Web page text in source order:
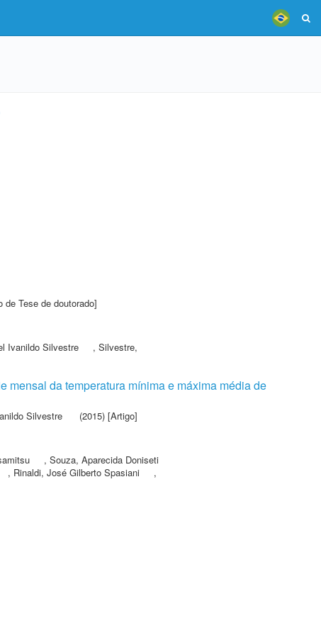
de Tese de doutorado]
Ivanildo Silvestre , Silvestre,
mensal da temperatura mínima e máxima média de
Silvestre (2015) [Artigo]
, Souza, Aparecida Doniseti
, Rinaldi, José Gilberto Spasiani
,